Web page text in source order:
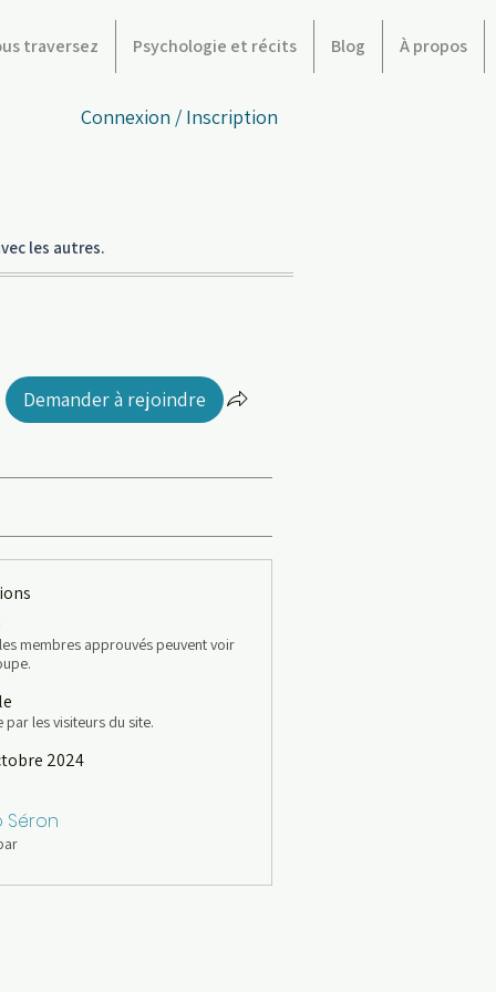
traversez Psychologie et récits Blog À propos
Connexion / Inscription
les autres.
Demander à rejoindre
membres approuvés peuvent voir
par les visiteurs du site.
2024
Séron